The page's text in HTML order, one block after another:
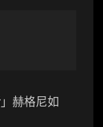
」赫格尼如